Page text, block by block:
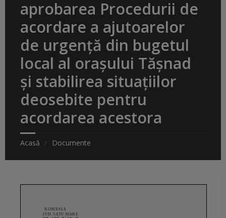
aprobarea Procedurii de
acordare a ajutoarelor
de urgență din bugetul
local al orașului Tășnad
și stabilirea situațiilor
deosebite pentru
acordarea acestora
Acasă Documente